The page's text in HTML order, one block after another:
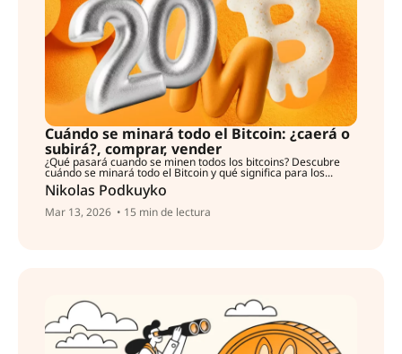
Cuándo se minará todo el Bitcoin: ¿caerá o
subirá?, comprar, vender
¿Qué pasará cuando se minen todos los bitcoins? Descubre
cuándo se minará todo el Bitcoin y qué significa para los...
Nikolas Podkuyko
Mar 13, 2026 • 15 min de lectura